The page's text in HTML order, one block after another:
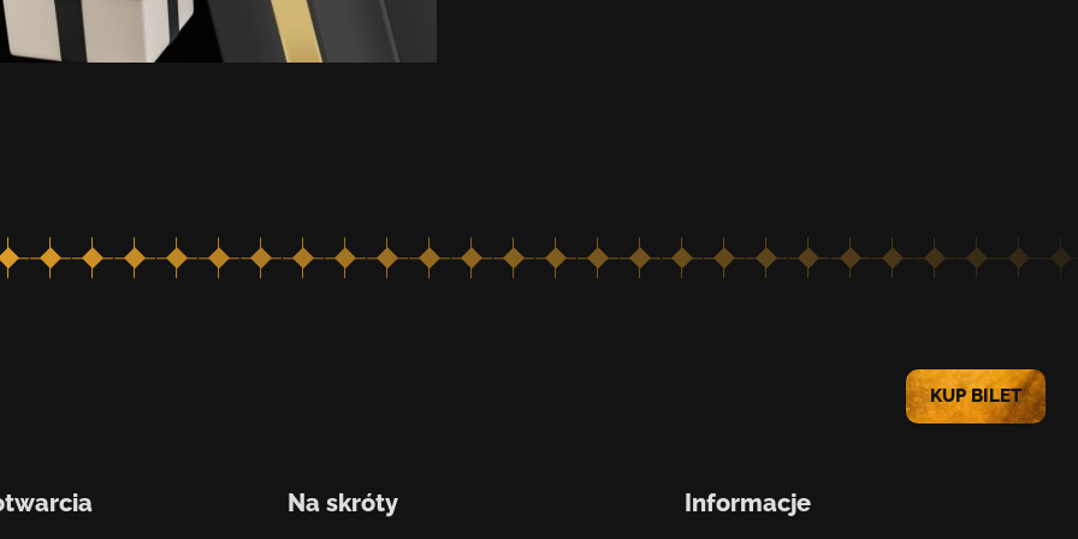
KUP BILET
Na skróty Informacje